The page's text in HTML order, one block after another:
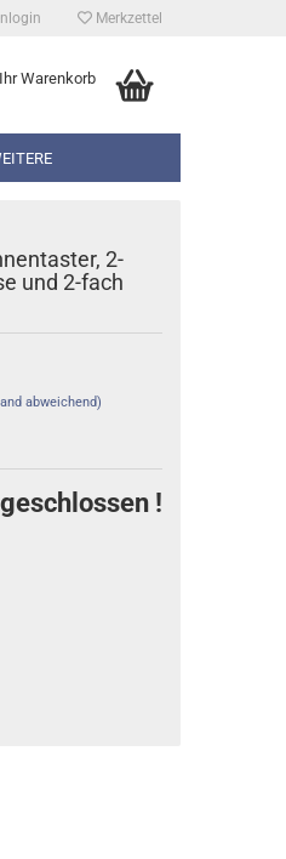
Merkzettel
Ihr Warenkorb
2-
und 2-fach
abweichend)
!